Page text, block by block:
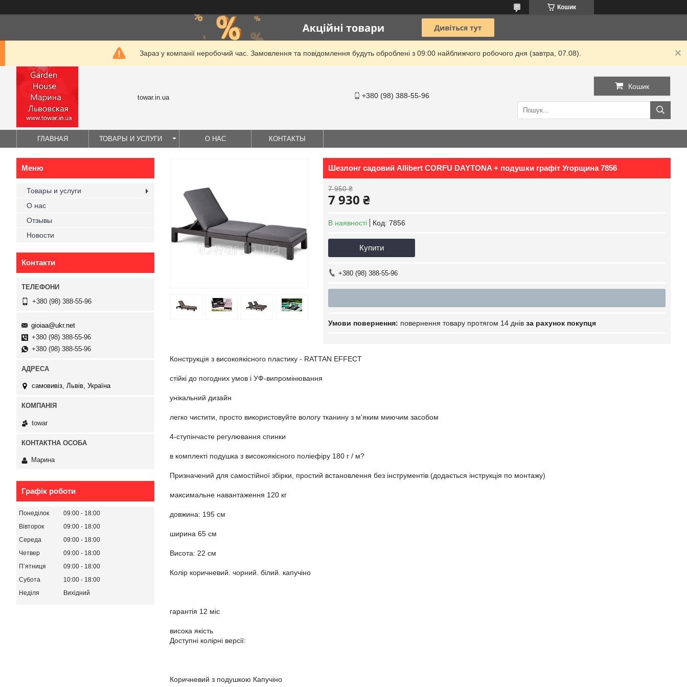
Кошик
Зараз у компанії неробочий час. Замовлення та повідомлення будуть оброблені з 09:00 найближчого робочого дня (завтра, 07.08).
towar.in.ua +380 (98) 388-55-96
Кошик
ГЛАВНАЯ ТОВАРЫ И УСЛУГИ О НАС КОНТАКТЫ
Шезлонг садовий Allibert CORFU DAYTONA + подушки графіт Угорщина 7856
7 950 ₴
7 930 ₴
В наявності Код: 7856
Купити
+380 (98) 388-55-96
повернення товару протягом 14 днів за рахунок покупця
Конструкція з високоякісного пластику - RATTAN EFFECT
стійкі до погодних умов і УФ-випромінювання
унікальний дизайн
легко чистити, просто використовуйте вологу тканину з м'яким миючим засобом
4-ступінчасте регулювання спинки
в комплекті подушка з високоякісного поліефіру 180 г / м?
Призначений для самостійної збірки, простий встановлення без інструментів (додається інструкція по монтажу)
максимальне навантаження 120 кг
довжина: 195 см
ширина 65 см
Висота: 22 см
Колір коричневий. чорний. білий. капучіно
гарантія 12 міс
висока якість
Доступні колірні версії:
Коричневий з подушкою Капучіно
Товары и услуги
О нас
Отзывы
Новости
Контакти
+380 (98) 388-55-96
gioiaa@ukr.net
+380 (98) 388-55-96
+380 (98) 388-55-96
самовивіз, Львів, Україна
towar
Марина
Графік роботи
Понеділок 09:00
18:00
Вівторок
09:00
18:00
Середа
09:00
18:00
Четвер
09:00
18:00
Пʼятниця
09:00
18:00
Субота
10:00
18:00
Неділя
Вихідний